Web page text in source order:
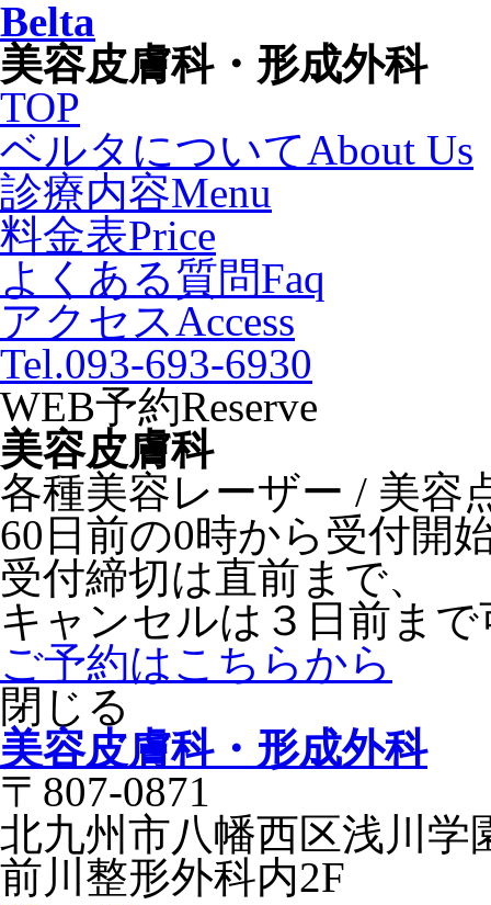
Belta
美容皮膚科・形成外科
TOP
ベルタについてAbout Us
診療内容Menu
料金表Price
よくある質問Faq
アクセスAccess
Tel.093-693-6930
WEB予約Reserve
美容皮膚科
各種美容レーザー / 美容
60日前の0時から受付開
受付締切は直前まで、
キャンセルは３日前ま
ご予約はこちらから
閉じる
美容皮膚科・形成外科
〒807-0871
北九州市八幡西区浅川学
前川整形外科内2F